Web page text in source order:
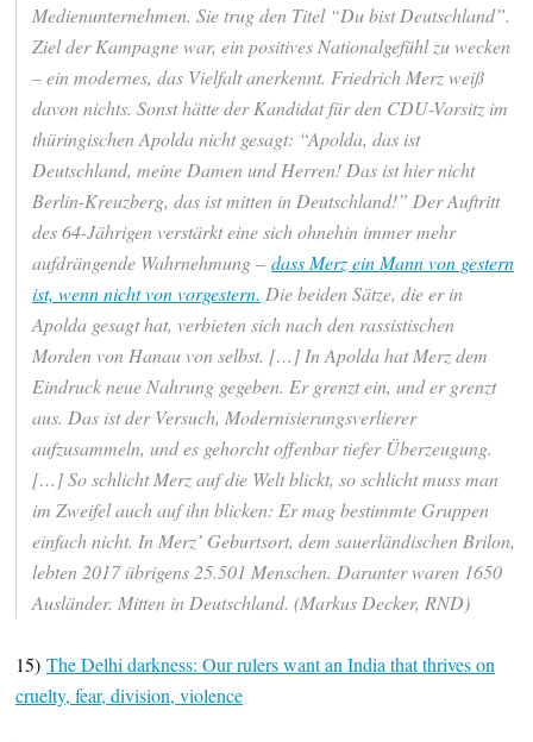
Medienunternehmen. Sie trug den Titel “Du bist Deutschland”.
Ziel der Kampagne war, ein positives Nationalgefühl zu wecken
– ein modernes, das Vielfalt anerkennt. Friedrich Merz weiß
davon nichts. Sonst hätte der Kandidat für den CDU-Vorsitz im
thüringischen Apolda nicht gesagt: “Apolda, das ist
Deutschland, meine Damen und Herren! Das ist hier nicht
Berlin-Kreuzberg, das ist mitten in Deutschland!” Der Auftritt
des 64-Jährigen verstärkt eine sich ohnehin immer mehr
aufdrängende Wahrnehmung – dass Merz ein Mann von gestern
ist, wenn nicht von vorgestern. Die beiden Sätze, die er in
Apolda gesagt hat, verbieten sich nach den rassistischen
Morden von Hanau von selbst. […] In Apolda hat Merz dem
Eindruck neue Nahrung gegeben. Er grenzt ein, und er grenzt
aus. Das ist der Versuch, Modernisierungsverlierer
aufzusammeln, und es gehorcht offenbar tiefer Überzeugung.
[…] So schlicht Merz auf die Welt blickt, so schlicht muss man
im Zweifel auch auf ihn blicken: Er mag bestimmte Gruppen
einfach nicht. In Merz’ Geburtsort, dem sauerländischen Brilon,
lebten 2017 übrigens 25.501 Menschen. Darunter waren 1650
Ausländer. Mitten in Deutschland. (Markus Decker, RND)
15) The Delhi darkness: Our rulers want an India that thrives on
cruelty, fear, division, violence